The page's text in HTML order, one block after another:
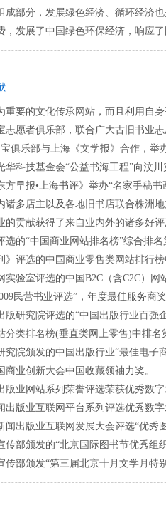
成部分，发展绿色经济、循环经济
，发展了中国绿色环保经济，响应
重要的文化传承网站，而且利用
志愿者俱乐部，联合广大古旧书业
俱乐部与上海《文学报》合作，
华科技基金会“公益书海工程”向汶
方早报•上海书评》举办“名家手稿
诸多店主以及各地旧书店联合株洲
的贡献获得了来自业内外的诸多好
选的“中国商业网站排名榜”综合排名
》评选的中国商业零售类网站排行
实验室评选的中国B2C（含C2C）网
民营书业评选”，年度最佳服务商
版研究院评选的“中国出版行业百强
分类排名榜(垂直类网上零售)中排名
究院颁发的中国出版行业“最佳电子
商业创新大会中国收藏领袖力奖。
版业网站系列荣誉评选荣获优秀数
出版业互联网平台系列评选优秀数
闻出版业互联网发展大会评选“优秀
传部颁发的“北京国际图书节优秀组
传部颁发“第三届北京十月文学月特